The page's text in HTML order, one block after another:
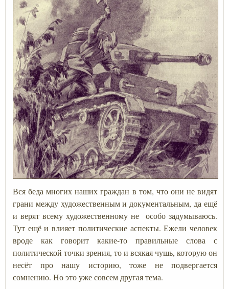
Вся беда многих наших граждан в том, что они не видят
грани между художественным и документальным, да ещё
и верят всему художественному не особо задумываюсь.
Тут ещё и влияет политические аспекты. Ежели человек
вроде как говорит какие-то правильные слова с
политической точки зрения, то и всякая чушь, которую он
несёт про нашу историю, тоже не подвергается
сомнению. Но это уже совсем другая тема.